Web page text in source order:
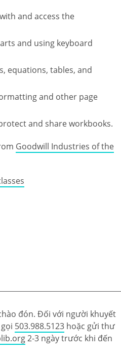
and access the
and using keyboard
equations, tables, and
and other page
and share workbooks.
Goodwill Industries of the
đón. Đối với người khuyết
503.988.5123 hoặc gửi thư
2-3 ngày trước khi đến